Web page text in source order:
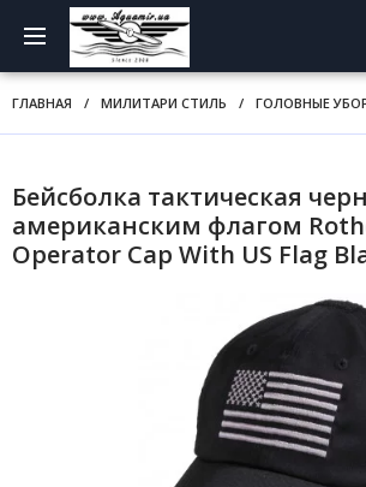
ГЛАВНАЯ / МИЛИТАРИ СТИЛЬ / ГОЛОВНЫЕ
Бейсболка тактическая
американским флагом
Operator Cap With US Flag